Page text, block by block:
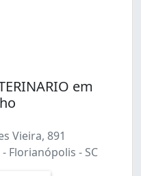
em
Vieira, 891
Florianópolis - SC